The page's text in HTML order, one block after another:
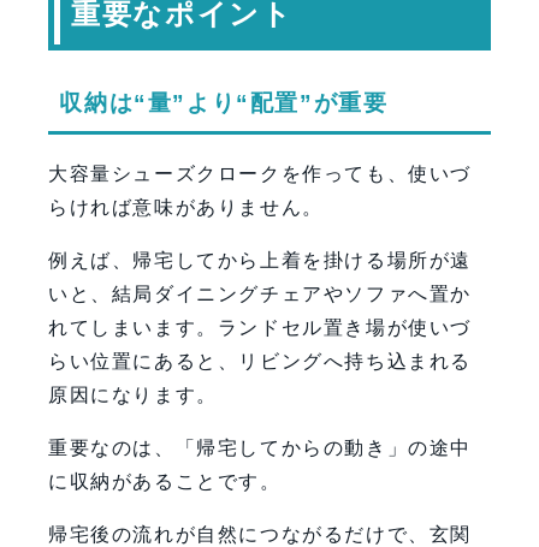
重要なポイント
収納は“量”より“配置”が重要
大容量シューズクロークを作っても、使いづ
らければ意味がありません。
例えば、帰宅してから上着を掛ける場所が遠
いと、結局ダイニングチェアやソファへ置か
れてしまいます。ランドセル置き場が使いづ
らい位置にあると、リビングへ持ち込まれる
原因になります。
重要なのは、「帰宅してからの動き」の途中
に収納があることです。
帰宅後の流れが自然につながるだけで、玄関